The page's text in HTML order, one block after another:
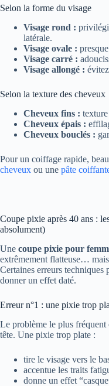
Selon la forme du visage
Visage rond :
latérale.
Visage ovale :
Visage carré :
Visage allongé :
Selon la texture des cheveux
Cheveux fins :
Cheveux épais :
Cheveux bouclés :
Pour un coiffage rapide,
cheveux ou une pâte
Coupe pixie après 40 ans :
absolument)
Une coupe pixie pour
extrêmement flatteuse…
Certaines erreurs techniques
donner un effet daté.
Erreur n°1 : une pixie trop
Le problème le plus fréquent
tête. Une pixie trop plate :
tire le visage vers le
accentue les traits
donne un effet